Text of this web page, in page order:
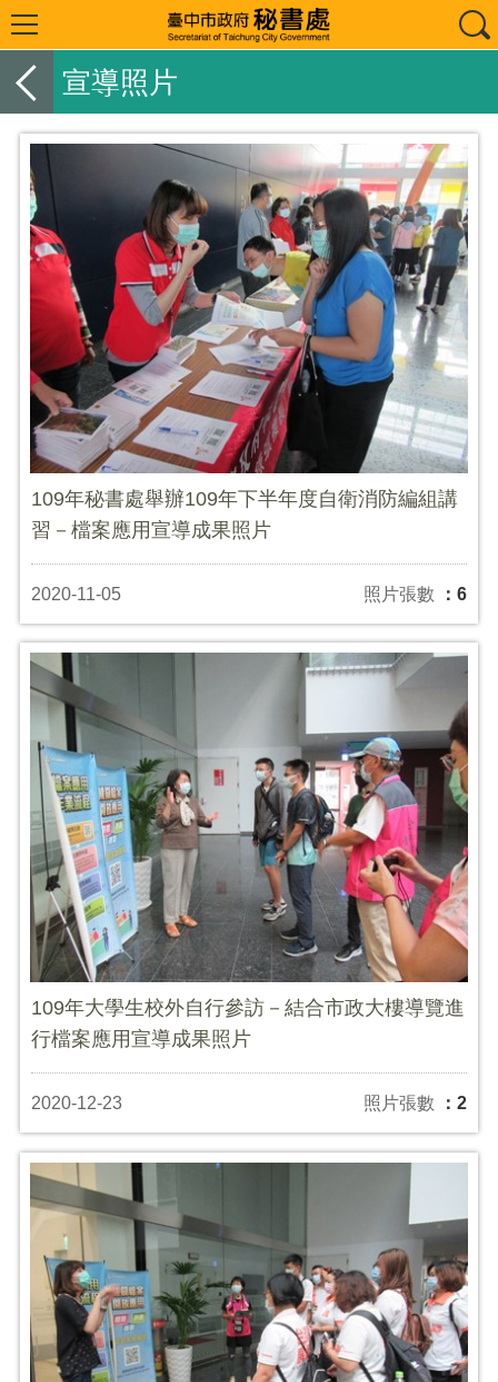
宣導照片
109年秘書處舉辦109年下半年度自衛消防編組講
習－檔案應用宣導成果照片
2020-11-05 照片張數 ：6
109年大學生校外自行參訪－結合市政大樓導覽進
行檔案應用宣導成果照片
2020-12-23 照片張數 ：2